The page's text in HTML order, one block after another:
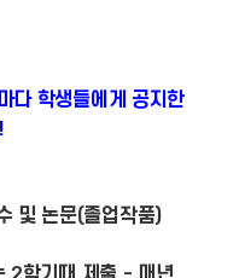
다 학생들에게 공지한
및 논문(졸업작품)